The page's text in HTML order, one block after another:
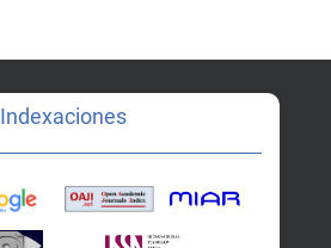
Indexaciones